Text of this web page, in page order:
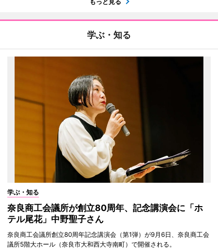
学ぶ・知る
学ぶ・知る
奈良商工会議所が創立80周年、記念講演会に「ホ
テル尾花」中野聖子さん
奈良商工会議所創立80周年記念講演会（第1弾）が9月6日、奈良商工会
議所5階大ホール（奈良市大和西大寺南町）で開催される。